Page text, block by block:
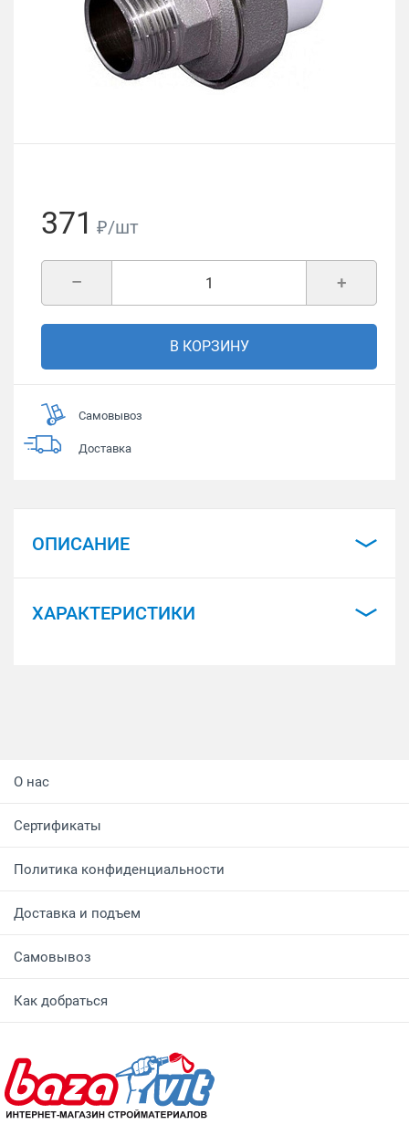
371 ₽/шт
+
–
В КОРЗИНУ
Самовывоз
Доставка
ОПИСАНИЕ
ХАРАКТЕРИСТИКИ
О нас
Сертификаты
Политика конфиденциальности
Доставка и подъем
Самовывоз
Как добраться